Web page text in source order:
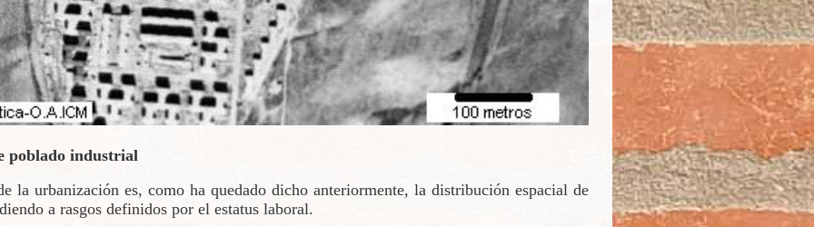
poblado industrial
la urbanización es, como ha quedado dicho anteriormente, la distribución espacial de
a rasgos definidos por el estatus laboral.